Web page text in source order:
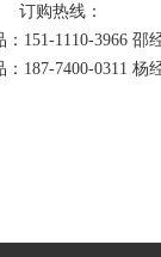
订购热线：
：151-1110-3966 邵
：187-7400-0311 杨